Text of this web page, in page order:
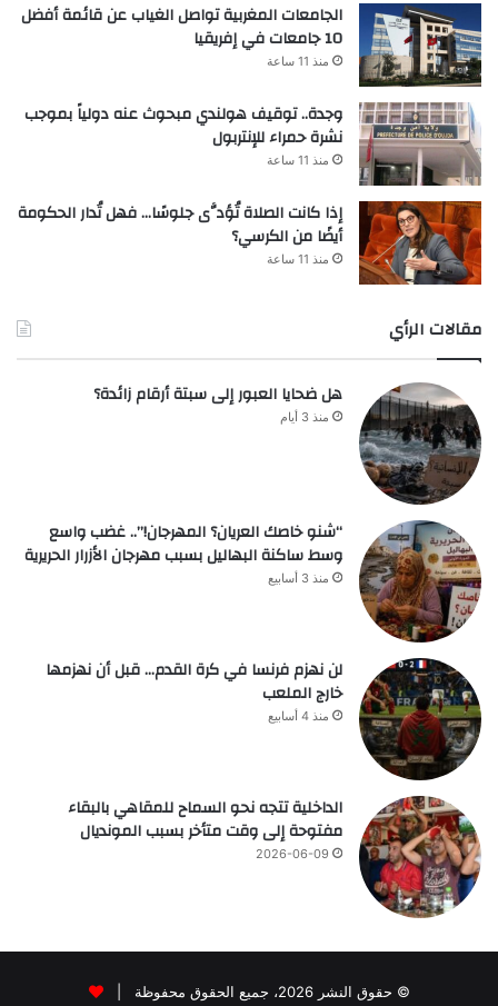
الجامعات المغربية تواصل الغياب عن قائمة أفضل
10 جامعات في إفريقيا
منذ 11 ساعة
وجدة.. توقيف هولندي مبحوث عنه دولياً بموجب
نشرة حمراء للإنتربول
منذ 11 ساعة
إذا كانت الصلاة تُؤدَّى جلوسًا… فهل تُدار الحكومة
أيضًا من الكرسي؟
منذ 11 ساعة
مقالات الرأي
هل ضحايا العبور إلى سبتة أرقام زائدة؟
منذ 3 أيام
“شنو خاصك العريان؟ المهرجان!”.. غضب واسع
وسط ساكنة البهاليل بسبب مهرجان الأزرار الحريرية
منذ 3 أسابيع
لن نهزم فرنسا في كرة القدم… قبل أن نهزمها
خارج الملعب
منذ 4 أسابيع
الداخلية تتجه نحو السماح للمقاهي بالبقاء
مفتوحة إلى وقت متأخر بسبب المونديال
2026-06-09
© حقوق النشر 2026، جميع الحقوق محفوظة |